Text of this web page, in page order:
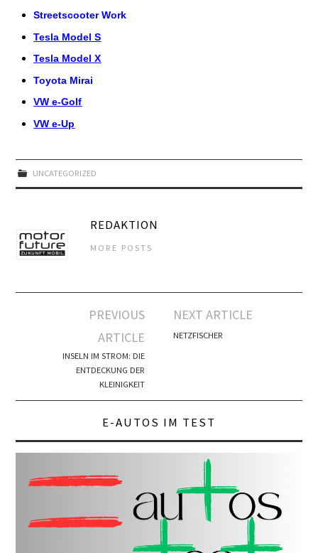
Streetscooter Work
Tesla Model S
Tesla Model X
Toyota Mirai
VW e-Golf
VW e-Up
UNCATEGORIZED
REDAKTION
MORE POSTS
Navigation
PREVIOUS
ARTICLE
INSELN IM STROM: DIE
ENTDECKUNG DER
KLEINIGKEIT
NEXT ARTICLE
NETZFISCHER
E-AUTOS IM TEST